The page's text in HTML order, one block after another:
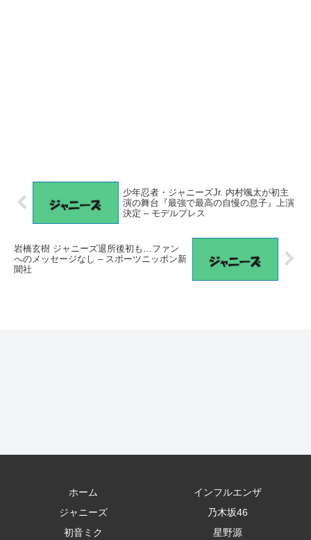
少年忍者・ジャニーズJr. 内村颯太が初主
演の舞台『最強で最高の自慢の息子』上演
決定 – モデルプレス
岩橋玄樹 ジャニーズ退所後初も…ファン
へのメッセージなし – スポーツニッポン新
聞社
ホーム
インフルエンザ
ジャニーズ
乃木坂46
初音ミク
星野源